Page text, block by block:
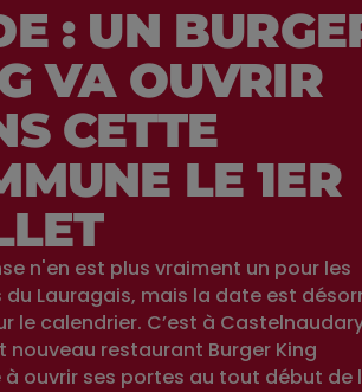
: UN
VA OUVRIR
CETTE
LE 1ER
n'en est plus vraiment un pour les
Lauragais, mais la date est
le calendrier. C’est à
nouveau restaurant Burger King
à ouvrir ses portes au tout début de